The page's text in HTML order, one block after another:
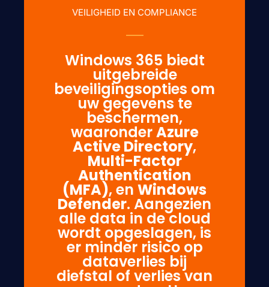
VEILIGHEID EN COMPLIANCE
Windows 365 biedt
uitgebreide
beveiligingsopties om
uw gegevens te
beschermen,
waaronderAzure
Active Directory,
Multi-Factor
Authentication
(MFA), en Windows
Defender. Aangezien
alle data in de cloud
wordt opgeslagen, is
er minder risico op
dataverlies bij
diefstal of verlies van